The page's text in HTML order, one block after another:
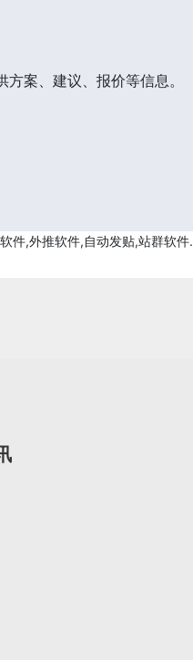
案、建议、报价等信息。
件,外推软件,自动发贴,站群软件.